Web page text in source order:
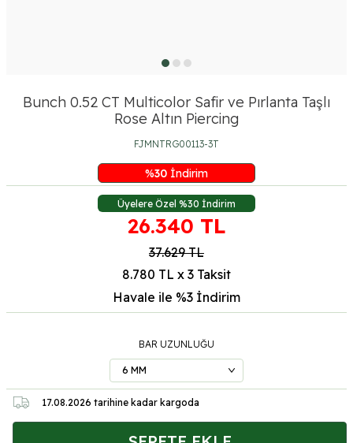
Bunch 0.52 CT Multicolor Safir ve Pırlanta Taşlı
Rose Altın Piercing
FJMNTRG00113-3T
%30 İndirim
Üyelere Özel %30 İndirim
26.340 TL
37.629TL
8.780 TL x 3 Taksit
Havale ile %3 İndirim
BAR UZUNLUĞU
17.08.2026 tarihine kadar kargoda